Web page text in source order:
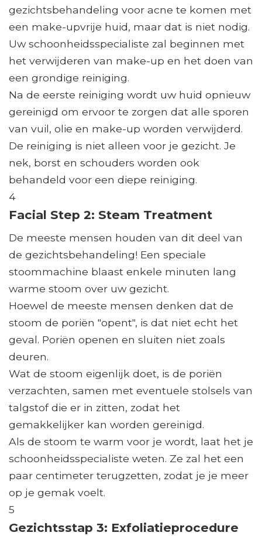
gezichtsbehandeling voor acne te komen met
een make-upvrije huid, maar dat is niet nodig.
Uw schoonheidsspecialiste zal beginnen met
het verwijderen van make-up en het doen van
een grondige reiniging.
Na de eerste reiniging wordt uw huid opnieuw
gereinigd om ervoor te zorgen dat alle sporen
van vuil, olie en make-up worden verwijderd.
De reiniging is niet alleen voor je gezicht. Je
nek, borst en schouders worden ook
behandeld voor een diepe reiniging.
4
Facial Step 2: Steam Treatment
De meeste mensen houden van dit deel van
de gezichtsbehandeling! Een speciale
stoommachine blaast enkele minuten lang
warme stoom over uw gezicht.
Hoewel de meeste mensen denken dat de
stoom de poriën "opent", is dat niet echt het
geval. Poriën openen en sluiten niet zoals
deuren.
Wat de stoom eigenlijk doet, is de poriën
verzachten, samen met eventuele stolsels van
talgstof die er in zitten, zodat het
gemakkelijker kan worden gereinigd.
Als de stoom te warm voor je wordt, laat het je
schoonheidsspecialiste weten. Ze zal het een
paar centimeter terugzetten, zodat je je meer
op je gemak voelt.
5
Gezichtsstap 3: Exfoliatieprocedure